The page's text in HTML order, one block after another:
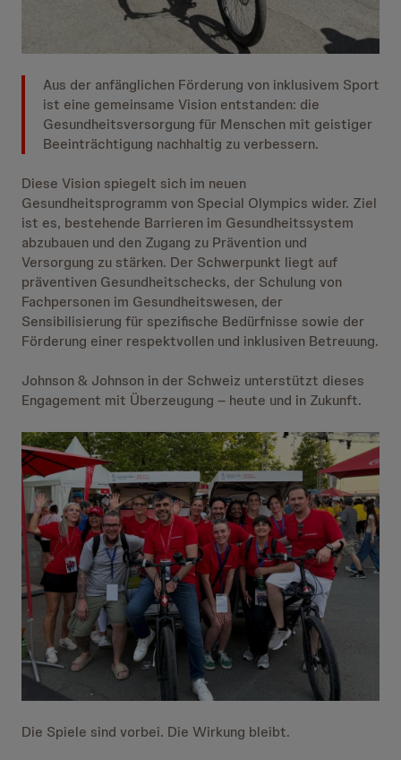
Aus der anfänglichen Förderung von inklusivem Sport
ist eine gemeinsame Vision entstanden: die
Gesundheitsversorgung für Menschen mit geistiger
Beeinträchtigung nachhaltig zu verbessern.
Diese Vision spiegelt sich im neuen
Gesundheitsprogramm von Special Olympics wider. Ziel
ist es, bestehende Barrieren im Gesundheitssystem
abzubauen und den Zugang zu Prävention und
Versorgung zu stärken. Der Schwerpunkt liegt auf
präventiven Gesundheitschecks, der Schulung von
Fachpersonen im Gesundheitswesen, der
Sensibilisierung für spezifische Bedürfnisse sowie der
Förderung einer respektvollen und inklusiven Betreuung.
Johnson & Johnson in der Schweiz unterstützt dieses
Engagement mit Überzeugung – heute und in Zukunft.
Die Spiele sind vorbei. Die Wirkung bleibt.